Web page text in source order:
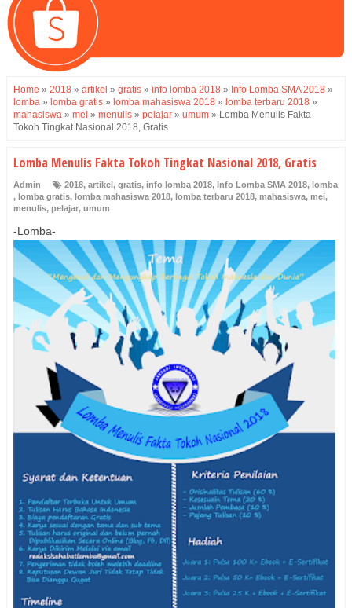
Home » 2018 » artikel » gratis » info lomba 2018 » Info Lomba SMA 2018 »
lomba » lomba gratis » lomba mahasiswa 2018 » lomba terbaru 2018 »
mahasiswa » mei » menulis » pelajar » umum » Lomba Menulis Fakta
Tokoh Tingkat Nasional 2018, Gratis
Lomba Menulis Fakta Tokoh Tingkat Nasional 2018, Gratis
Admin 2018, artikel, gratis, info lomba 2018, Info Lomba SMA 2018, lomba
, lomba gratis, lomba mahasiswa 2018, lomba terbaru 2018, mahasiswa, mei,
menulis, pelajar, umum
-Lomba-